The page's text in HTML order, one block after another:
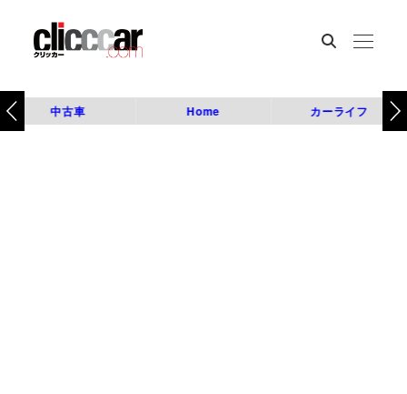
中古車 Home カーライフ